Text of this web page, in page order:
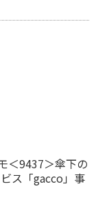
＜9437＞傘下の
ス「gacco」事